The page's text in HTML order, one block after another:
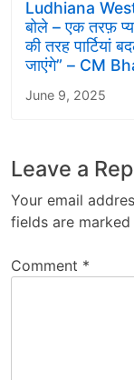
Ludhiana
बोले – एक तरफ़
की तरह
जाएंगे” – CM
June 9, 2025
Leave a
Your email
fields are marked
Comment *